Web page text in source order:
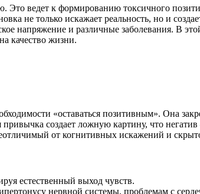
ведет к формированию токсичного
не только искажает реальность, но и
напряжение и различные заболевания. В
качество жизни.
«оставаться позитивным». Она
создает ложную картину, что
от когнитивных искажений и
естественный выход чувств.
нервной системы, проблемам с